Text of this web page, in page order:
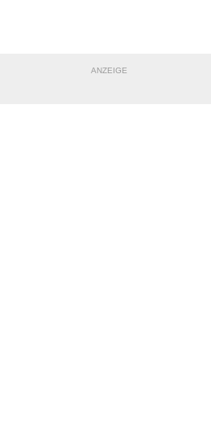
ANZEIGE